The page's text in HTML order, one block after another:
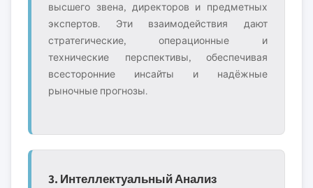
высшего звена, директоров и предметных
экспертов. Эти взаимодействия дают
стратегические, операционные и
технические перспективы, обеспечивая
всесторонние инсайты и надёжные
рыночные прогнозы.
3. Интеллектуальный Анализ